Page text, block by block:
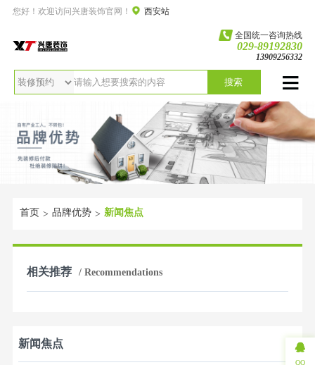
您好！欢迎访问兴唐装饰官网！ 西安站
全国统一咨询热线
029-89192830
13909256332
搜索
首页 > 品牌优势 > 新闻焦点
相关推荐 / Recommendations
新闻焦点
QQ